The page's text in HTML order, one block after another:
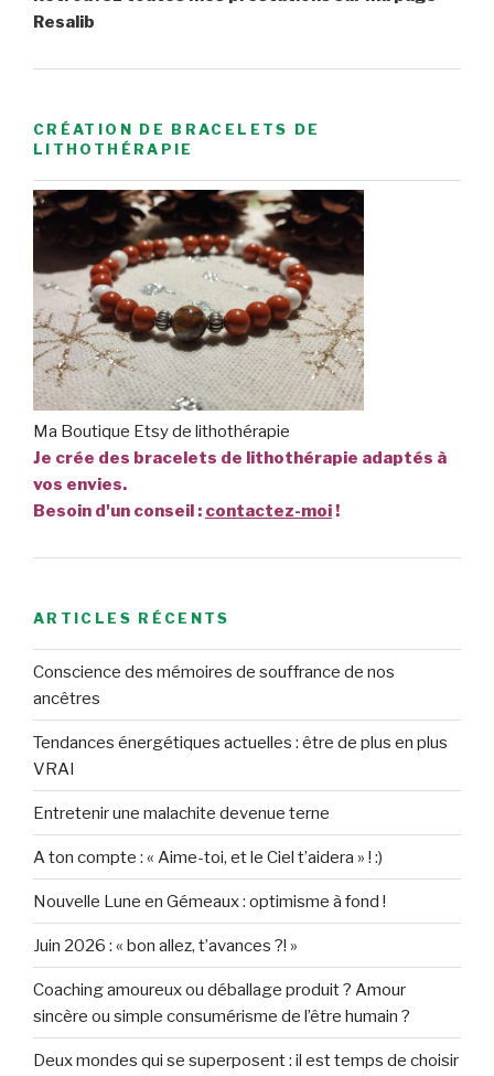
Resalib
CRÉATION DE BRACELETS DE
LITHOTHÉRAPIE
Ma Boutique Etsy de lithothérapie
Je crée des bracelets de lithothérapie adaptés à
vos envies.
Besoin d'un conseil : contactez-moi!
ARTICLES RÉCENTS
Conscience des mémoires de souffrance de nos
ancêtres
Tendances énergétiques actuelles : être de plus en plus
VRAI
Entretenir une malachite devenue terne
A ton compte : « Aime-toi, et le Ciel t’aidera » ! :)
Nouvelle Lune en Gémeaux : optimisme à fond !
Juin 2026 : « bon allez, t’avances ?! »
Coaching amoureux ou déballage produit ? Amour
sincère ou simple consumérisme de l’être humain ?
Deux mondes qui se superposent : il est temps de choisir